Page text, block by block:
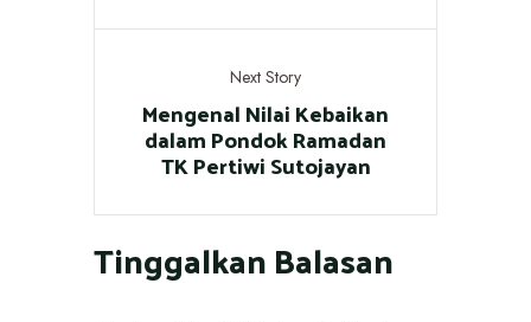
Next Story
Mengenal Nilai Kebaikan
dalam Pondok Ramadan
TK Pertiwi Sutojayan
Tinggalkan Balasan